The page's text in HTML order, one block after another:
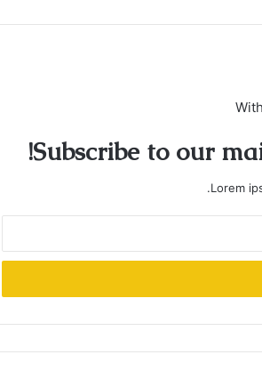
Subscribe to our
Lorem